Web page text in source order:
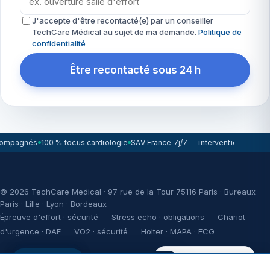
J'accepte d'être recontacté(e) par un conseiller
TechCare Médical au sujet de ma demande. Politique de
confidentialité
Être recontacté sous 24 h
100 % focus cardiologie SAV France 7j/7 — intervention sous
© 2026 TechCare Medical · 97 rue de la Tour 75116 Paris · Bureaux
Paris · Lille · Lyon · Bordeaux
Épreuve d'effort · sécurité
Stress echo · obligations
Chariot
d'urgence · DAE
VO2 · sécurité Holter · MAPA · ECG
Réponse < 2h ouvrées
WikiCardio